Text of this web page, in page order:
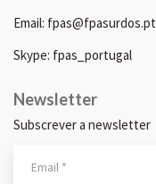
Email: fpas@fpasurdos.pt
Skype: fpas_portugal
Newsletter
Subscrever a newsletter